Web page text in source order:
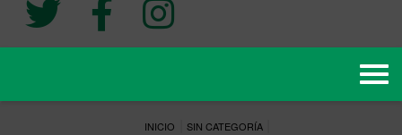
INICIO SIN CATEGORÍA